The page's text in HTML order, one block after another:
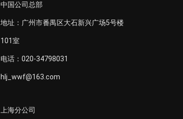
中国公司总部
地址：广州市番禺区大石新兴广场5号楼
101室
电话：020-34798031
hlj_wwf@163.com
上海分公司